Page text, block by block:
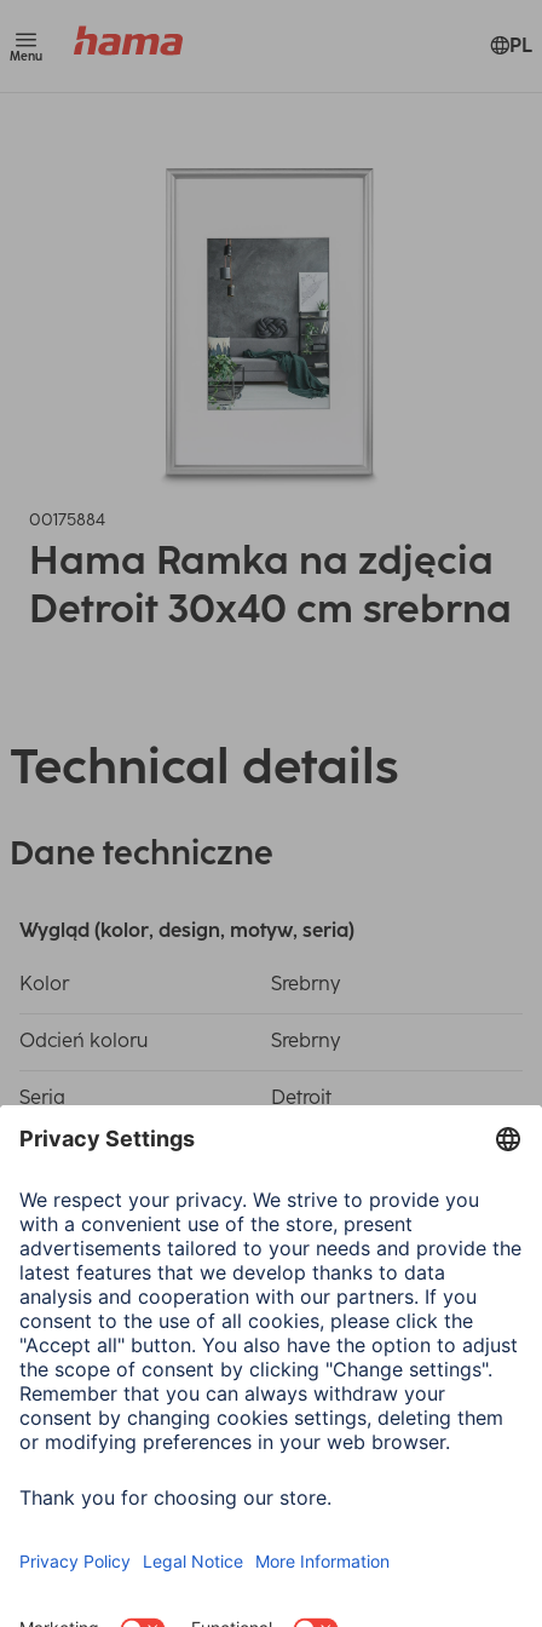
Menu PL
00175884
Hama Ramka na zdjęcia
Detroit 30x40 cm srebrna
Technical details
Dane techniczne
Wygląd (kolor, design, motyw, seria)
Kolor Srebrny
Odcień koloru Srebrny
Seria Detroit
Właściwości fizyczne
Materiał Aluminium
Typ ramki Aluminum frame
Typ szkła Refleks
Załącznik Zawieszka